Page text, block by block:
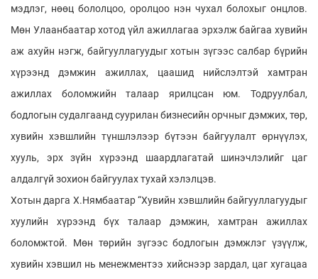
мэдлэг, нөөц бололцоо, оролцоо нэн чухал болохыг онцлов.
Мөн Улаанбаатар хотод үйл ажиллагаа эрхэлж байгаа хувийн
аж ахуйн нэгж, байгууллагуудыг хотын зүгээс салбар бүрийн
хүрээнд дэмжин ажиллах, цаашид нийслэлтэй хамтран
ажиллах боломжийн талаар ярилцсан юм. Тодруулбал,
бодлогын судалгаанд суурилан бизнесийн орчныг дэмжих, төр,
хувийн хэвшлийн түншлэлээр бүтээн байгуулалт өрнүүлэх,
хууль, эрх зүйн хүрээнд шаардлагатай шинэчлэлийг цаг
алдалгүй зохион байгуулах тухай хэлэлцэв.
Хотын дарга Х.Нямбаатар “Хувийн хэвшлийн байгууллагуудыг
хуулийн хүрээнд бүх талаар дэмжин, хамтран ажиллах
боломжтой. Мөн төрийн зүгээс бодлогын дэмжлэг үзүүлж,
хувийн хэвшил нь менежментээ хийснээр зардал, цаг хугацаа